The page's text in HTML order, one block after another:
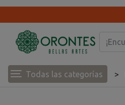
Todas las categorías